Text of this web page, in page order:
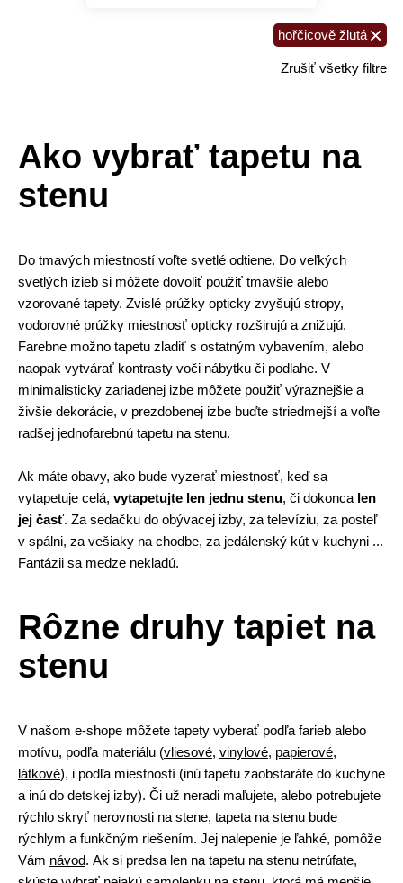
hořčicově žlutá ×
Zrušiť všetky filtre
Ako vybrať tapetu na
stenu
Do tmavých miestností voľte svetlé odtiene. Do veľkých
svetlých izieb si môžete dovoliť použiť tmavšie alebo
vzorované tapety. Zvislé prúžky opticky zvyšujú stropy,
vodorovné prúžky miestnosť opticky rozširujú a znižujú.
Farebne možno tapetu zladiť s ostatným vybavením, alebo
naopak vytvárať kontrasty voči nábytku či podlahe. V
minimalisticky zariadenej izbe môžete použiť výraznejšie a
živšie dekorácie, v prezdobenej izbe buďte striedmejší a voľte
radšej jednofarebnú tapetu na stenu.
Ak máte obavy, ako bude vyzerať miestnosť, keď sa
vytapetuje celá, vytapetujte len jednu stenu, či dokonca len
jej časť. Za sedačku do obývacej izby, za televíziu, za posteľ
v spálni, za vešiaky na chodbe, za jedálenský kút v kuchyni ...
Fantázii sa medze nekladú.
Rôzne druhy tapiet na
stenu
V našom e-shope môžete tapety vyberať podľa farieb alebo
motívu, podľa materiálu (vliesové, vinylové, papierové,
látkové), i podľa miestností (inú tapetu zaobstaráte do kuchyne
a inú do detskej izby). Či už neradi maľujete, alebo potrebujete
rýchlo skryť nerovnosti na stene, tapeta na stenu bude
rýchlym a funkčným riešením. Jej nalepenie je ľahké, pomôže
Vám návod. Ak si predsa len na tapetu na stenu netrúfate,